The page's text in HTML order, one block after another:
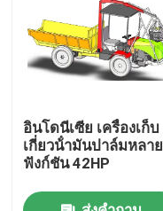
หน้าแรก
อินโดนีเซีย เครื่องเก็บ
เกี่ยวน้ํามันปาล์มหลาย
ฟังก์ชัน 42HP